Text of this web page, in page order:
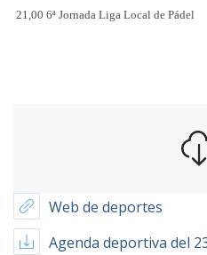
21,00 6ª Jornada Liga Local de Pádel
Web de deportes
Agenda deportiva del